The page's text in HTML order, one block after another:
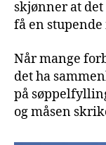
skjønner at
få en
Når mange
det ha
på
og måsen